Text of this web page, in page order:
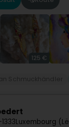
125 €
1333Luxembourg